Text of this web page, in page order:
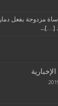
مزدوجة بفعل دمار
[…]...